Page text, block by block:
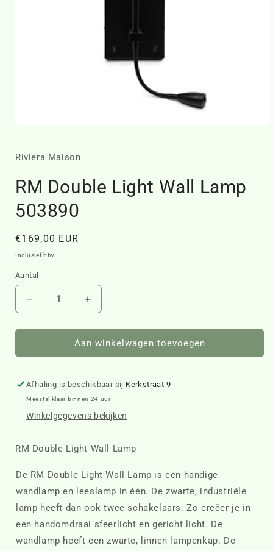
in
Riviera Maison
RM Double Light Wall Lamp
503890
Normale
prijs
€169,00 EUR
Inclusief btw.
Aantal
Aantal
verlagen
voor
Double
Wall
Lamp
Aantal
verhogen
voor
RM
Double
Wall
Lamp
Aan winkelwagen toevoegen
Afhaling is beschikbaar bij Kerkstraat 9
Meestal klaar binnen 24 uur
Winkelgegevens bekijken
RM Double Light Wall Lamp
De RM Double Light Wall Lamp is een handige
wandlamp en leeslamp in één. De zwarte, industriële
lamp heeft dan ook twee schakelaars. Zo creëer je in
een handomdraai sfeerlicht en gericht licht. De
wandlamp heeft een zwarte, linnen lampenkap. De